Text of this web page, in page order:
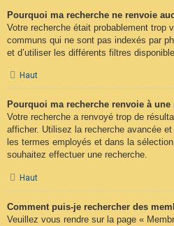
Pourquoi ma recherche ne renvoie
Votre recherche était probablement trop
communs qui ne sont pas indexés par
et d’utiliser les différents filtres
Haut
Pourquoi ma recherche renvoie à une
Votre recherche a renvoyé trop de
afficher. Utilisez la recherche avancée
les termes employés et dans la
souhaitez effectuer une recherche.
Haut
Comment puis-je rechercher des
Veuillez vous rendre sur la page «